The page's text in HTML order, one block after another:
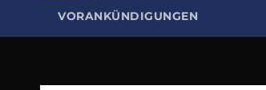
VORANKÜNDIGUNGEN